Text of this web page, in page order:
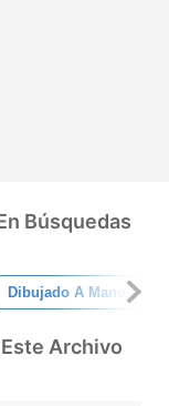
Búsquedas
Dibujado A Mano
Archivo